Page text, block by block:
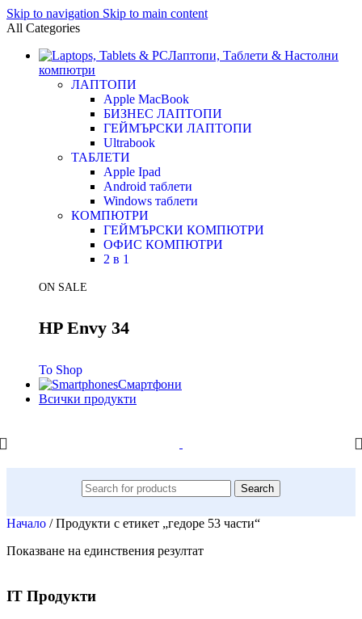
Skip to navigation Skip to main content
All Categories
Лаптопи, Таблети & Настолни
компютри
ЛАПТОПИ
Apple MacBook
БИЗНЕС ЛАПТОПИ
ГЕЙМЪРСКИ ЛАПТОПИ
Ultrabook
ТАБЛЕТИ
Apple Ipad
Android таблети
Windows таблети
КОМПЮТРИ
ГЕЙМЪРСКИ КОМПЮТРИ
ОФИС КОМПЮТРИ
2 в 1
ON SALE
HP Envy 34
To Shop
Смартфони
Всички продукти
Search
Начало / Продукти с етикет „гедоре 53 части“
Показване на единствения резултат
IT Продукти